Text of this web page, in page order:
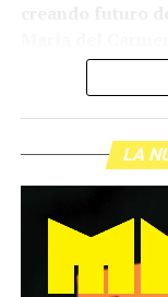
LA